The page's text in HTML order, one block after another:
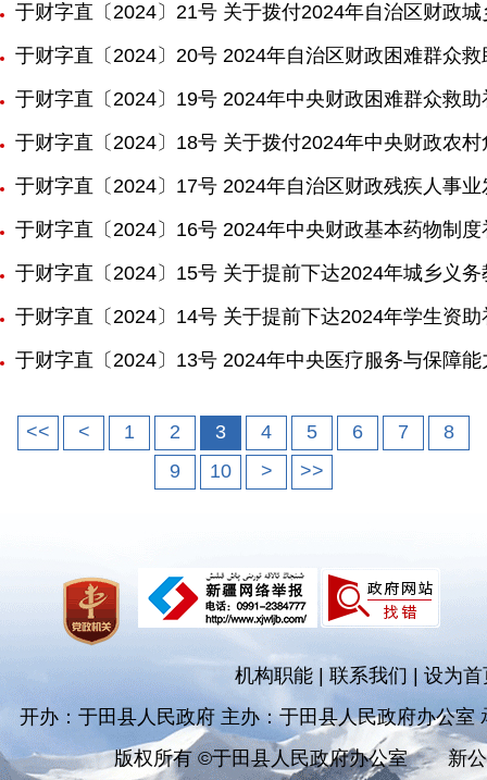
于财字直〔2024〕21号 关于拨付2024年自治区财政
于财字直〔2024〕20号 2024年自治区财政困难群众
于财字直〔2024〕19号 2024年中央财政困难群众救
于财字直〔2024〕18号 关于拨付2024年中央财政农
于财字直〔2024〕17号 2024年自治区财政残疾人事
于财字直〔2024〕16号 2024年中央财政基本药物制
于财字直〔2024〕15号 关于提前下达2024年城乡义
于财字直〔2024〕14号 关于提前下达2024年学生资
于财字直〔2024〕13号 2024年中央医疗服务与保障
<< < 1 2 3 4 5 6 7
8
9
10 > >>
机构职能 联系我们|设为首
开办：于田县人民政府 主办：于田县人民政府办公室
版权所有 ©于田县人民政府办公室
新